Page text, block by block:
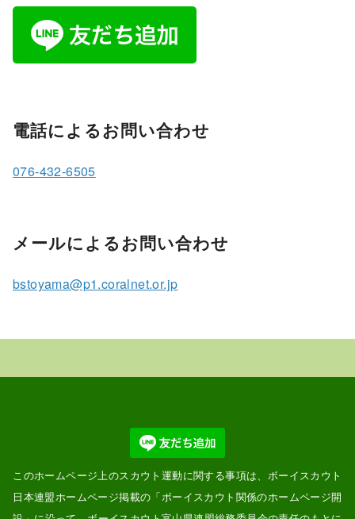
電話によるお問い合わせ
076-432-6505
メールによるお問い合わせ
bstoyama@p1.coralnet.or.jp
このホームページ上のスカウト運動に関する事項は、ボーイスカウト
日本連盟ホームページ掲載の「ボーイスカウト関係のホームページ開